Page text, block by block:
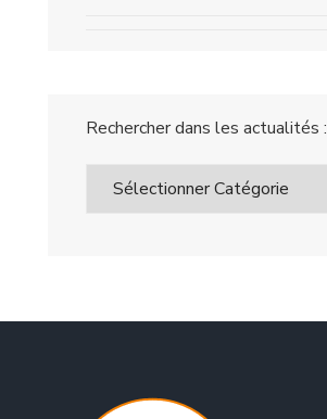
Rechercher dans les actualités :